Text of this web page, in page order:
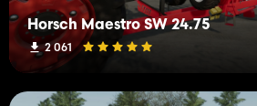
Horsch Maestro SW 24.75
2 061